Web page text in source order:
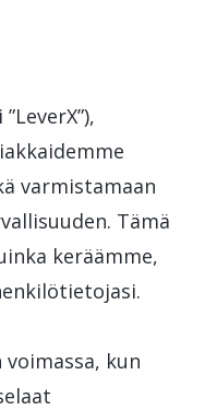
varmistamaan
Tämä
keräämme,
kun